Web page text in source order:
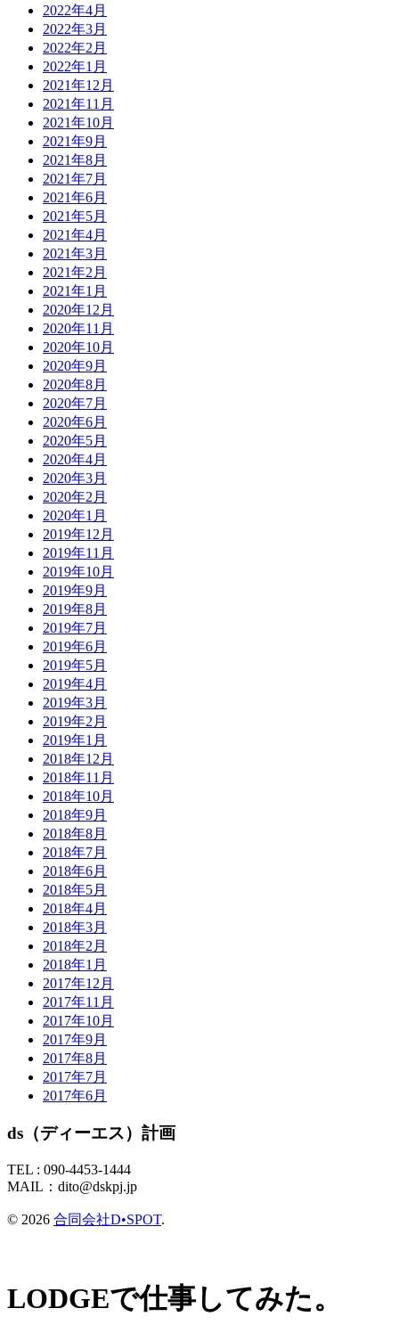
2022年4月
2022年3月
2022年2月
2022年1月
2021年12月
2021年11月
2021年10月
2021年9月
2021年8月
2021年7月
2021年6月
2021年5月
2021年4月
2021年3月
2021年2月
2021年1月
2020年12月
2020年11月
2020年10月
2020年9月
2020年8月
2020年7月
2020年6月
2020年5月
2020年4月
2020年3月
2020年2月
2020年1月
2019年12月
2019年11月
2019年10月
2019年9月
2019年8月
2019年7月
2019年6月
2019年5月
2019年4月
2019年3月
2019年2月
2019年1月
2018年12月
2018年11月
2018年10月
2018年9月
2018年8月
2018年7月
2018年6月
2018年5月
2018年4月
2018年3月
2018年2月
2018年1月
2017年12月
2017年11月
2017年10月
2017年9月
2017年8月
2017年7月
2017年6月
ds（ディーエス）計画
TEL : 090-4453-1444
MAIL： dito@dskpj.jp
© 2026 合同会社D•SPOT.
LODGEで仕事してみた。